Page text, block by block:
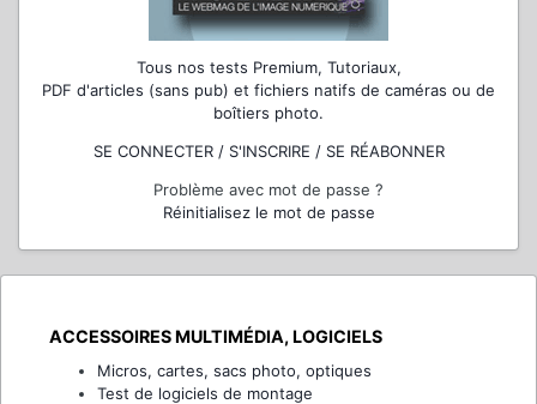
Tous nos tests Premium, Tutoriaux,
PDF d'articles (sans pub) et fichiers natifs de caméras ou de
boîtiers photo.
SE CONNECTER / S'INSCRIRE / SE RÉABONNER
Problème avec mot de passe ?
Réinitialisez le mot de passe
ACCESSOIRES MULTIMÉDIA, LOGICIELS
Micros, cartes, sacs photo, optiques
Test de logiciels de montage